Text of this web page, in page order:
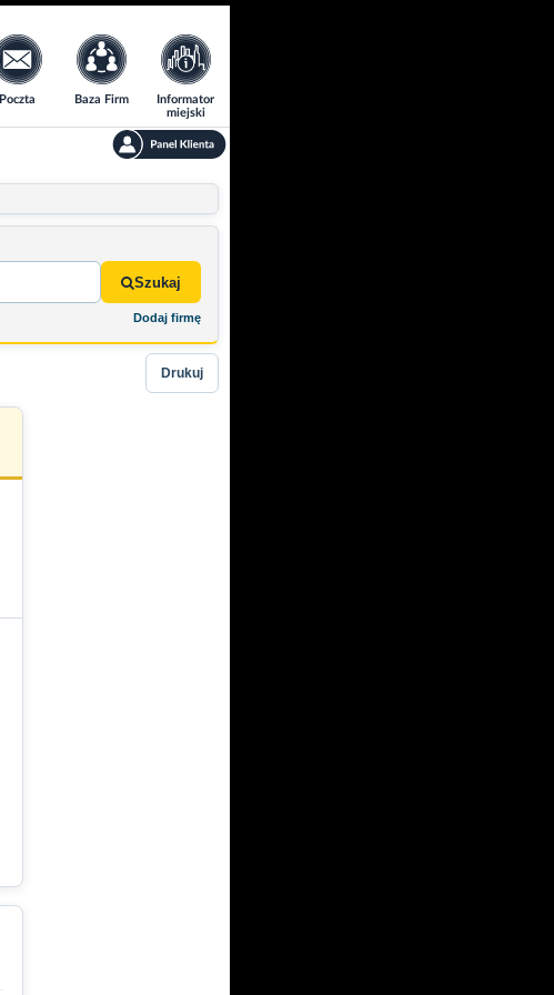
Poczta Baza Firm
Informator
miejski
Szukaj
Dodaj firmę
Drukuj